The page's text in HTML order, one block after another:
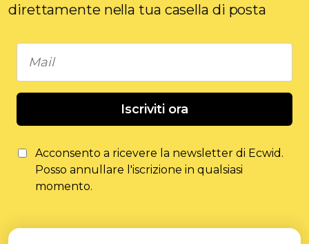
direttamente nella tua casella di posta
Iscriviti ora
Acconsento a ricevere la newsletter di Ecwid.
Posso annullare l'iscrizione in qualsiasi
momento.